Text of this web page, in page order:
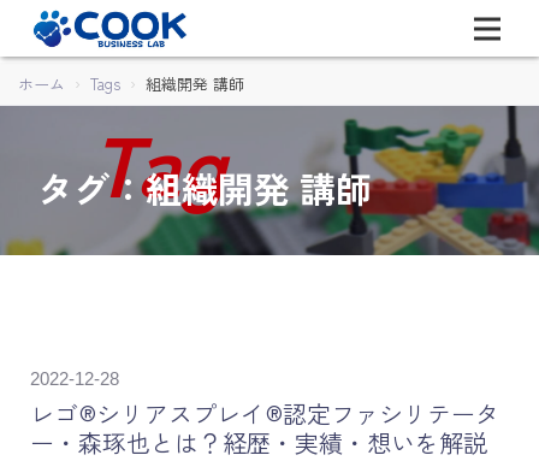
ホーム Tags 組織開発 講師
タグ：組織開発 講師
2022-12-28
レゴ®シリアスプレイ®認定ファシリテータ
ー・森琢也とは？経歴・実績・想いを解説